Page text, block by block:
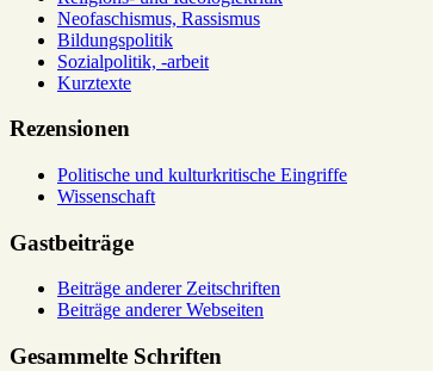
Neofaschismus, Rassismus
Bildungspolitik
Sozialpolitik, -arbeit
Kurztexte
Rezensionen
Politische und kulturkritische Eingriffe
Wissenschaft
Gastbeiträge
Beiträge anderer Zeitschriften
Beiträge anderer Webseiten
Gesammelte Schriften